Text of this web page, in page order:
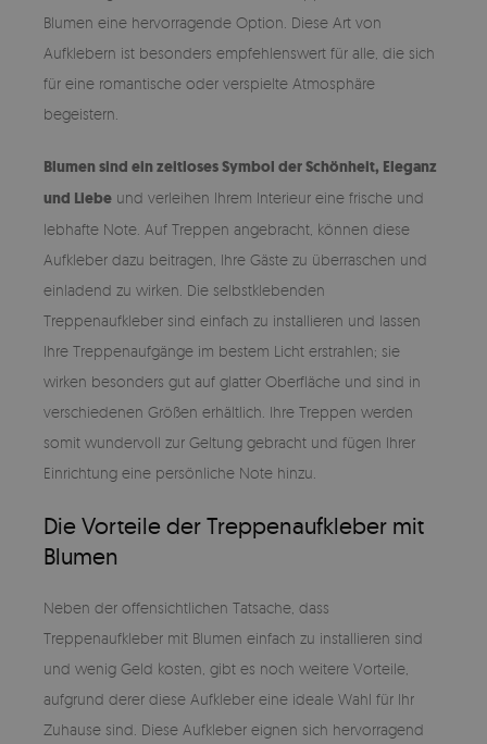
Blumen eine hervorragende Option. Diese Art von
Aufklebern ist besonders empfehlenswert für alle, die sich
für eine romantische oder verspielte Atmosphäre
begeistern.
Blumen sind ein zeitloses Symbol der Schönheit, Eleganz
und Liebe und verleihen Ihrem Interieur eine frische und
lebhafte Note. Auf Treppen angebracht, können diese
Aufkleber dazu beitragen, Ihre Gäste zu überraschen und
einladend zu wirken. Die selbstklebenden
Treppenaufkleber sind einfach zu installieren und lassen
Ihre Treppenaufgänge im bestem Licht erstrahlen; sie
wirken besonders gut auf glatter Oberfläche und sind in
verschiedenen Größen erhältlich. Ihre Treppen werden
somit wundervoll zur Geltung gebracht und fügen Ihrer
Einrichtung eine persönliche Note hinzu.
Die Vorteile der Treppenaufkleber mit
Blumen
Neben der offensichtlichen Tatsache, dass
Treppenaufkleber mit Blumen einfach zu installieren sind
und wenig Geld kosten, gibt es noch weitere Vorteile,
aufgrund derer diese Aufkleber eine ideale Wahl für Ihr
Zuhause sind. Diese Aufkleber eignen sich hervorragend